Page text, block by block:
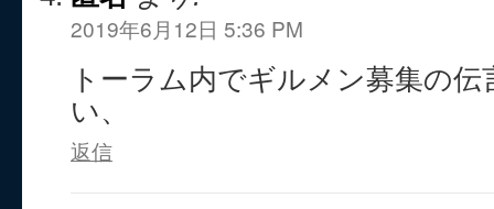
2019年6月12日 5:36 PM
トーラム内でギルメン募集の
い、
返信